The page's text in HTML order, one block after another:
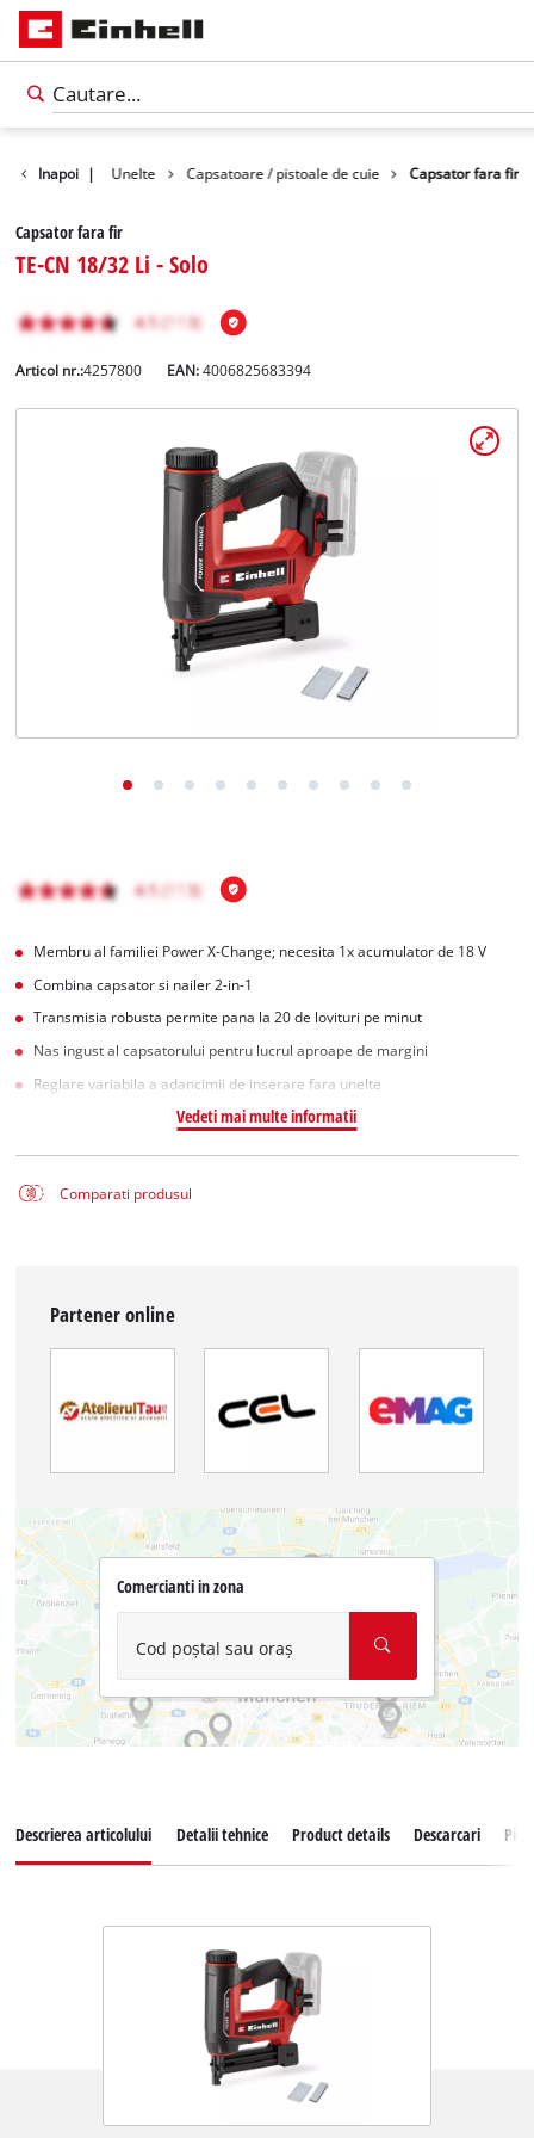
Inapoi |
Produse Unelte Capsatoare / pistoale de cuie Capsator fara fir
Capsator fara fir
TE-CN 18/32 Li - Solo
Articol nr.:4257800 EAN:4006825683394
Membru al familiei Power X-Change; necesita 1x acumulator de 18 V
Combina capsator si nailer 2-in-1
Transmisia robusta permite pana la 20 de lovituri pe minut
Nas ingust al capsatorului pentru lucrul aproape de margini
Reglare variabila a adancimii de inserare fara unelte
Vedeti mai multe informatii
Comparati produsul
Partener online
Comercianti in zona
Cod poștal sau oraș
Descrierea articolului Detalii tehnice Product details Descarcari